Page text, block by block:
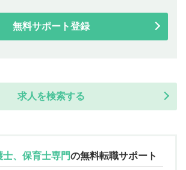
無料サポート登録
求人を検索する
、保育士専門の無料転職サポート